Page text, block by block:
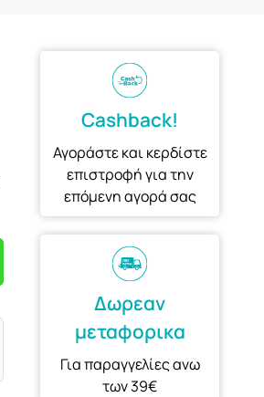
Cashback!
Αγοράστε και κερδίστε
επιστροφή για την
επόμενη αγορά σας
Δωρεαν
μεταφορικα
Για παραγγελίες ανω
των 39€